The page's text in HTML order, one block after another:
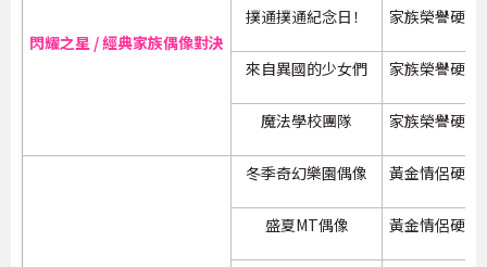
閃耀之星 / 經典家族偶像對決
撲通撲通紀念日！ 家族榮譽硬幣
來自異國的少女們 家族榮譽硬幣
魔法學校團隊 家族榮譽硬幣
冬季奇幻樂園偶像 黃金情侶硬幣
盛夏MT偶像 黃金情侶硬幣